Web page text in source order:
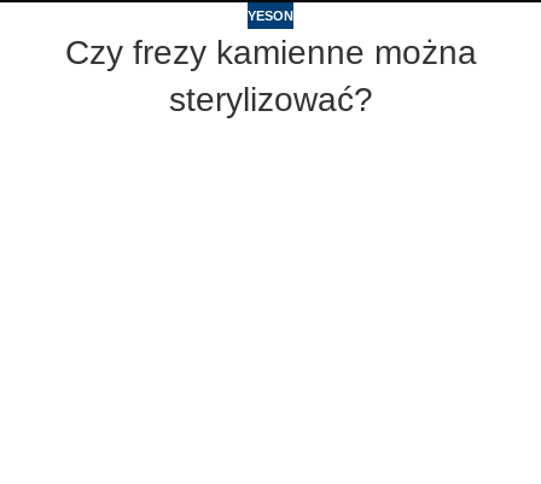
YESON
Czy frezy kamienne można
sterylizować?